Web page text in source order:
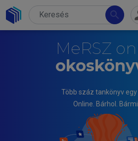
search
MeRSZ
Több száz tankönyv egy
Online. Bárhol.